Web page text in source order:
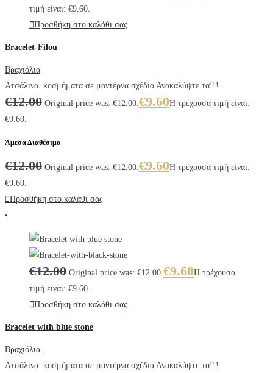
τιμή είναι: €9.60.
Προσθήκη στο καλάθι σας
Bracelet-Filou
Βραχιόλια
Ατσάλινα κοσμήματα σε μοντέρνα σχέδια Ανακαλύψτε τα!!!
€12.00 Original price was: €12.00.€9.60Η τρέχουσα τιμή είναι:
€9.60.
Άμεσα Διαθέσιμο
€12.00 Original price was: €12.00.€9.60Η τρέχουσα τιμή είναι:
€9.60.
Προσθήκη στο καλάθι σας
€12.00 Original price was: €12.00.€9.60Η τρέχουσα
τιμή είναι: €9.60.
Προσθήκη στο καλάθι σας
Bracelet with blue stone
Βραχιόλια
Ατσάλινα κοσμήματα σε μοντέρνα σχέδια Ανακαλύψτε τα!!!